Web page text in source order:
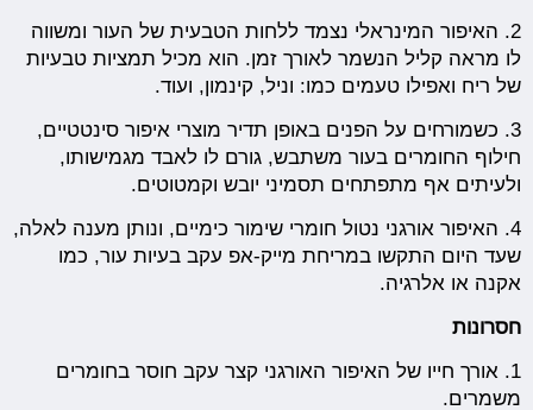
2. האיפור המינראלי נצמד ללחות הטבעית של העור ומשווה
לו מראה קליל הנשמר לאורך זמן. הוא מכיל תמציות טבעיות
של ריח ואפילו טעמים כמו: וניל, קינמון, ועוד.
3. כשמורחים על הפנים באופן תדיר מוצרי איפור סינטטיים,
חילוף החומרים בעור משתבש, גורם לו לאבד מגמישותו,
ולעיתים אף מתפתחים תסמיני יובש וקמטוטים.
4. האיפור אורגני נטול חומרי שימור כימיים, ונותן מענה לאלה,
שעד היום התקשו במריחת מייק-אפ עקב בעיות עור, כמו
אקנה או אלרגיה.
חסרונות
1. אורך חייו של האיפור האורגני קצר עקב חוסר בחומרים
משמרים.